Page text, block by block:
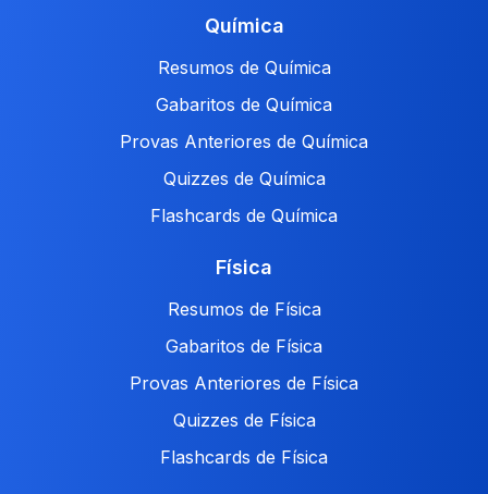
Química
Resumos de Química
Gabaritos de Química
Provas Anteriores de Química
Quizzes de Química
Flashcards de Química
Física
Resumos de Física
Gabaritos de Física
Provas Anteriores de Física
Quizzes de Física
Flashcards de Física